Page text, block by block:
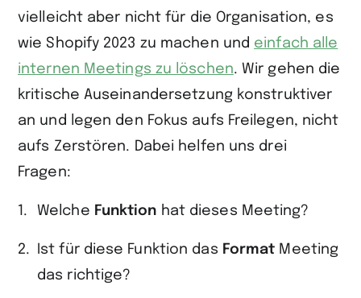
vielleicht aber nicht für die Organisation, es
wie Shopify 2023 zu machen und einfach alle
internen Meetings zu löschen. Wir gehen die
kritische Auseinandersetzung konstruktiver
an und legen den Fokus aufs Freilegen, nicht
aufs Zerstören. Dabei helfen uns drei
Fragen:
Welche Funktion hat dieses Meeting?
Ist für diese Funktion das Format Meeting
das richtige?